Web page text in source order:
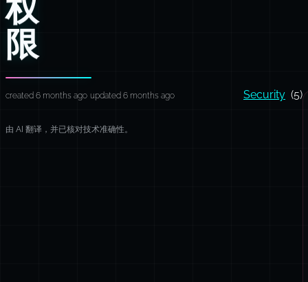
权
限
created 6 months ago updated 6 months ago Security (5)
由 AI 翻译，并已核对技术准确性。